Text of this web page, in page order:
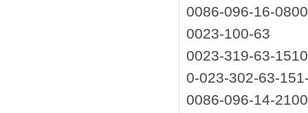
0086-096-16-
0023-100-63
0023-319-63-
0-023-302-63-
0086-096-14-